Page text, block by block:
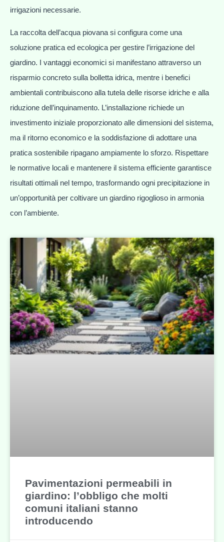
Pavimentazioni permeabili in
giardino: l’obbligo che molti
comuni italiani stanno
introducendo
irrigazioni necessarie.
La raccolta dell’acqua piovana si configura come una
soluzione pratica ed ecologica per gestire l’irrigazione del
giardino. I vantaggi economici si manifestano attraverso un
risparmio concreto sulla bolletta idrica, mentre i benefici
ambientali contribuiscono alla tutela delle risorse idriche e alla
riduzione dell’inquinamento. L’installazione richiede un
investimento iniziale proporzionato alle dimensioni del sistema,
ma il ritorno economico e la soddisfazione di adottare una
pratica sostenibile ripagano ampiamente lo sforzo. Rispettare
le normative locali e mantenere il sistema efficiente garantisce
risultati ottimali nel tempo, trasformando ogni precipitazione in
un’opportunità per coltivare un giardino rigoglioso in armonia
con l’ambiente.